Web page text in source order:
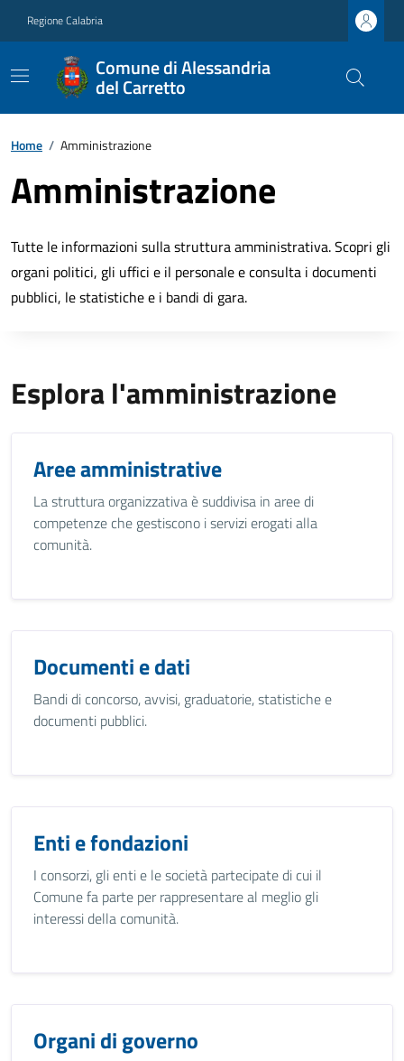
Regione Calabria
Comune di Alessandria
del Carretto
Home / Amministrazione
Amministrazione
Tutte le informazioni sulla struttura amministrativa. Scopri gli
organi politici, gli uffici e il personale e consulta i documenti
pubblici, le statistiche e i bandi di gara.
Esplora l'amministrazione
Aree amministrative
La struttura organizzativa è suddivisa in aree di
competenze che gestiscono i servizi erogati alla
comunità.
Documenti e dati
Bandi di concorso, avvisi, graduatorie, statistiche e
documenti pubblici.
Enti e fondazioni
I consorzi, gli enti e le società partecipate di cui il
Comune fa parte per rappresentare al meglio gli
interessi della comunità.
Organi di governo